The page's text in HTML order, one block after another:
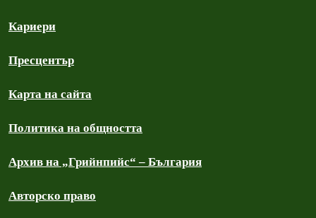
Кариери
Пресцентър
Карта на сайта
Политика на общността
Архив на „Грийнпийс“ – България
Авторско право